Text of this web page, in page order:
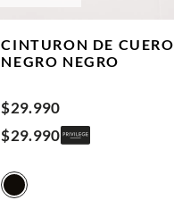
CINTURON DE CUERO
NEGRO NEGRO
$29.990
$29.990